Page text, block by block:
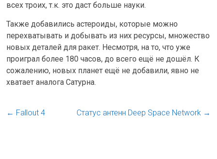
всех троих, т.к. это даст больше науки.
Также добавились астероиды, которые можно
перехватывать и добывать из них ресурсы, множество
новых деталей для ракет. Несмотря, на то, что уже
проиграл более 180 часов, до всего ещё не дошёл. К
сожалению, новых планет ещё не добавили, явно не
хватает аналога Сатурна.
← Fallout 4 Статус антенн Deep Space Network →